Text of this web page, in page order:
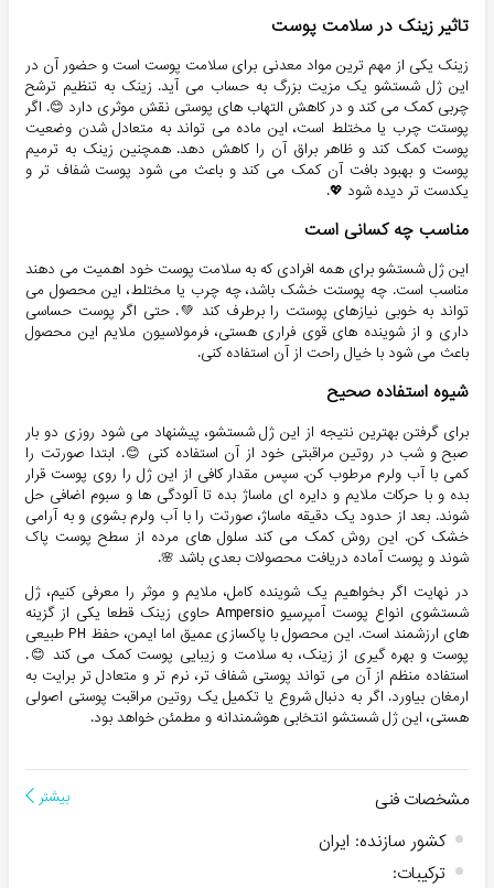
تاثیر زینک در سلامت پوست
زینک یکی از مهم ترین مواد معدنی برای سلامت پوست است و حضور آن در
این ژل شستشو یک مزیت بزرگ به حساب می آید. زینک به تنظیم ترشح
چربی کمک می کند و در کاهش التهاب های پوستی نقش موثری دارد 😊. اگر
پوستت چرب یا مختلط است، این ماده می تواند به متعادل شدن وضعیت
پوست کمک کند و ظاهر براق آن را کاهش دهد. همچنین زینک به ترمیم
پوست و بهبود بافت آن کمک می کند و باعث می شود پوست شفاف تر و
یکدست تر دیده شود 💖.
مناسب چه کسانی است
این ژل شستشو برای همه افرادی که به سلامت پوست خود اهمیت می دهند
مناسب است. چه پوستت خشک باشد، چه چرب یا مختلط، این محصول می
تواند به خوبی نیازهای پوستت را برطرف کند 💚. حتی اگر پوست حساسی
داری و از شوینده های قوی فراری هستی، فرمولاسیون ملایم این محصول
باعث می شود با خیال راحت از آن استفاده کنی.
شیوه استفاده صحیح
برای گرفتن بهترین نتیجه از این ژل شستشو، پیشنهاد می شود روزی دو بار
صبح و شب در روتین مراقبتی خود از آن استفاده کنی 😊. ابتدا صورتت را
کمی با آب ولرم مرطوب کن. سپس مقدار کافی از این ژل را روی پوست قرار
بده و با حرکات ملایم و دایره ای ماساژ بده تا آلودگی ها و سبوم اضافی حل
شوند. بعد از حدود یک دقیقه ماساژ، صورتت را با آب ولرم بشوی و به آرامی
خشک کن. این روش کمک می کند سلول های مرده از سطح پوست پاک
شوند و پوست آماده دریافت محصولات بعدی باشد 🌸.
در نهایت اگر بخواهیم یک شوینده کامل، ملایم و موثر را معرفی کنیم، ژل
شستشوی انواع پوست آمپرسیو Ampersio حاوی زینک قطعا یکی از گزینه
های ارزشمند است. این محصول با پاکسازی عمیق اما ایمن، حفظ PH طبیعی
پوست و بهره گیری از زینک، به سلامت و زیبایی پوست کمک می کند 😊.
استفاده منظم از آن می تواند پوستی شفاف تر، نرم تر و متعادل تر برایت به
ارمغان بیاورد. اگر به دنبال شروع یا تکمیل یک روتین مراقبت پوستی اصولی
هستی، این ژل شستشو انتخابی هوشمندانه و مطمئن خواهد بود.
مشخصات فنی بیشتر
کشور سازنده: ایران
ترکیبات: